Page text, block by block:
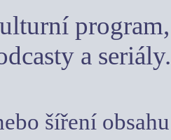
a seriály.
šíření